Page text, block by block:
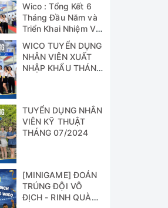
(𝟭/𝟱)
Wico : Tổng Kết 6
Tháng Đầu Năm và
Triển Khai Nhiệm Vụ
Công Tác 6 Tháng
Cuối Năm 2024
WICO TUYỂN DỤNG
NHÂN VIÊN XUẤT
NHẬP KHẨU THÁNG
TUYỂN DỤNG NHÂN
VIÊN KỸ THUẬT
THÁNG 07/2024
[MINIGAME] ĐOÁN
TRÚNG ĐỘI VÔ
ĐỊCH - RINH QUÀ